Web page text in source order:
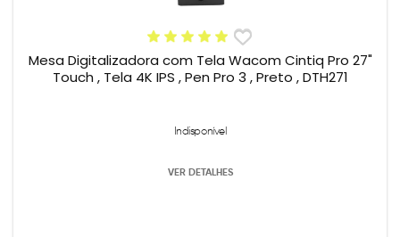
Mesa Digitalizadora com Tela Wacom Cintiq Pro 27"
Touch , Tela 4K IPS , Pen Pro 3 , Preto , DTH271
Indisponível
VER DETALHES